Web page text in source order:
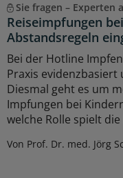
Sie fragen – Experten
Reiseimpfungen
Abstandsregeln
Bei der Hotline
Praxis
Diesmal geht es um
Impfungen bei
welche Rolle spielt
Von Prof. Dr. med. Jörg